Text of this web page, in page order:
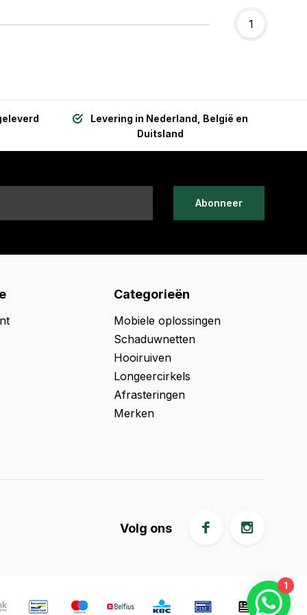
1
Levering in Nederland, België en
Duitsland
Abonneer
Categorieën
Mobiele oplossingen
Schaduwnetten
Hooiruiven
Longeercirkels
Afrasteringen
Merken
Volg ons
1